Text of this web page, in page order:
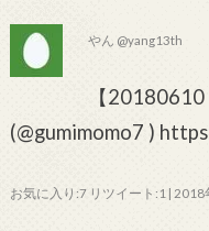
やん @yang13th
【
(@gumimomo7 )
お気に入り:7 リツイート:1 |